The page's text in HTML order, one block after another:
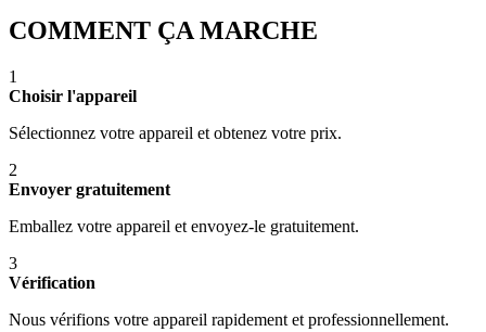
COMMENT ÇA MARCHE
1
Choisir l'appareil
Sélectionnez votre appareil et obtenez votre prix.
2
Envoyer gratuitement
Emballez votre appareil et envoyez-le gratuitement.
3
Vérification
Nous vérifions votre appareil rapidement et professionnellement.